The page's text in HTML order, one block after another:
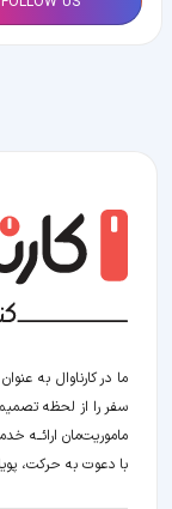
ما در کارناوال به
سفر را از لحظه‌
ماموریت‌مان اراﺋــﻪ
با دعوت به حرکت،